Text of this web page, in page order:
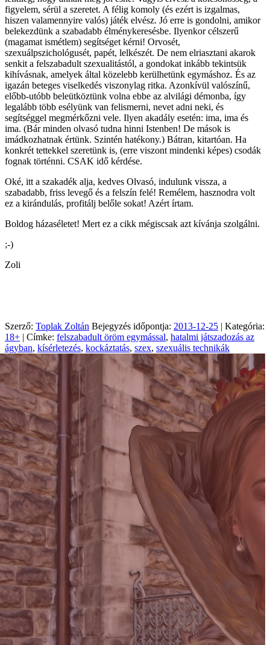
figyelem, sérül a szeretet. A félig komoly (és ezért is izgalmas,
hiszen valamennyire valós) játék elvész. Jó erre is gondolni, amikor
belekezdünk a szabadabb élménykeresésbe. Ilyenkor célszerű
(magamat ismétlem) segítséget kérni! Orvosét,
szexuálpszichológusét, papét, lelkészét. De nem elriasztani akarok
senkit a felszabadult szexualitástól, a gondokat inkább tekintsük
kihívásnak, amelyek által közelebb kerülhetünk egymáshoz. És az
igazán beteges viselkedés viszonylag ritka. Azonkívül valószínű,
előbb-utóbb beleütköztünk volna ebbe az alvilági démonba, így
legalább több esélyünk van felismerni, nevet adni neki, és
segítséggel megmérkőzni vele. Ilyen akadály esetén: ima, ima és
ima. (Bár minden olvasó tudna hinni Istenben! De mások is
imádkozhatnak értünk. Szintén hatékony.) Bátran, kitartóan. Ha
konkrét tettekkel szeretünk is, (erre viszont mindenki képes) csodák
fognak történni. CSAK idő kérdése.
Oké, itt a szakadék alja, kedves Olvasó, indulunk vissza, a
szabadabb, friss levegő és a felszín felé! Remélem, hasznodra volt
ez a kirándulás, profitálj belőle sokat! Azért írtam.
Boldog házaséletet! Mert ez a cikk mégiscsak azt kívánja szolgálni.
;-)
Zoli
Szerző: Toplak Zoltán Bejegyzés időpontja: 2013-12-25 | Kategória:
18+ | Címke: felszabadult öröm egymással, hatalmi játszadozás az
ágyban, kísérletezés, kockáztatás, szex, szexuális technikák